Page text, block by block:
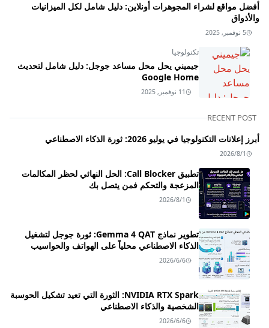
أفضل مواقع لشراء المجوهرات أونلاين: دليل شامل لكل الميزانيات
والأذواق
5 نوفمبر, 2025
تكنولوجيا
جيميني يحل محل مساعد جوجل: دليل شامل لتحديث
Google Home
11 نوفمبر, 2025
RECENT POST
أبرز إعلانات التكنولوجيا في يوليو 2026: ثورة الذكاء الاصطناعي
2026/8/1
تطبيق Call Blocker: الحل النهائي لحظر المكالمات
المزعجة والتحكم فمن يتصل بك
2026/8/1
تطوير نماذج Gemma 4 QAT: ثورة جوجل لتشغيل
الذكاء الاصطناعي محلياً على الهواتف والحواسيب
2026/6/6
NVIDIA RTX Spark: الثورة التي تعيد تشكيل الحوسبة
الشخصية والذكاء الاصطناعي
2026/6/6